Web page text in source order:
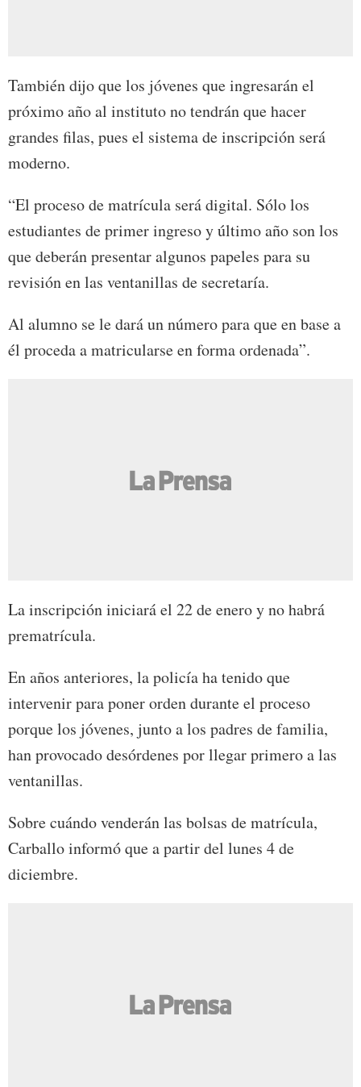
También dijo que los jóvenes que ingresarán el
próximo año al instituto no tendrán que hacer
grandes filas, pues el sistema de inscripción será
moderno.
“El proceso de matrícula será digital. Sólo los
estudiantes de primer ingreso y último año son los
que deberán presentar algunos papeles para su
revisión en las ventanillas de secretaría.
Al alumno se le dará un número para que en base a
él proceda a matricularse en forma ordenada”.
La inscripción iniciará el 22 de enero y no habrá
prematrícula.
En años anteriores, la policía ha tenido que
intervenir para poner orden durante el proceso
porque los jóvenes, junto a los padres de familia,
han provocado desórdenes por llegar primero a las
ventanillas.
Sobre cuándo venderán las bolsas de matrícula,
Carballo informó que a partir del lunes 4 de
diciembre.